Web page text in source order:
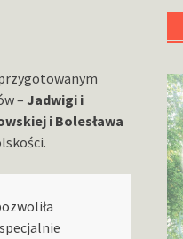
– Jadwigi i
i Bolesława